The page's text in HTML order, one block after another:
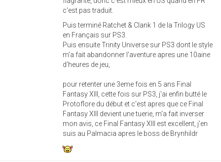
c'est pas traduit.
Puis terminé Ratchet & Clank 1 de la Trilogy US
en Français sur PS3.
Puis ensuite Trinity Universe sur PS3 dont le style
m'a fait abandonner l'aventure apres une 10aine
d'heures de jeu,
pour retenter une 3eme fois en 5 ans Final
Fantasy XIII, cette fois sur PS3, j'ai enfin butté le
Protoflore du début et c'est apres que ce Final
Fantasy XIII devient une tuerie, m'a fait inverser
mon avis, ce Final Fantasy XIII est excellent, j'en
suis au Palmacia apres le boss de Brynhildr